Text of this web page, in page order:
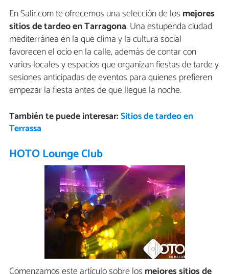
En Salir.com te ofrecemos una selección de los mejores
sitios de tardeo en Tarragona. Una estupenda ciudad
mediterránea en la que clima y la cultura social
favorecen el ocio en la calle, además de contar con
varios locales y espacios que organizan fiestas de tarde y
sesiones anticipadas de eventos para quienes prefieren
empezar la fiesta antes de que llegue la noche.
También te puede interesar:Sitios de tardeo en
Terrassa
HOTO Lounge Club